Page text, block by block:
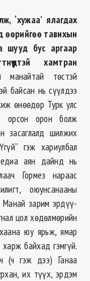
‘хужаа’ ялагдах
өөрийгөө тавихын
шууд бус аргаар
хамтран
манайтай төстэй
байсан нь сүүлдээ
өнөөдөр Турк улс
орсон орон болж
засаглалд шилжих
гэж хариулбал
аян дайнд нь
Гормез нараас
оюунсанааны
Манай зарим эрдүү-
цол хөдөлмөрийн
юу ярьж, ямар
байхад гэмгүй.
(ч гэж дээ) Ганаа
их түүх, эрдэм